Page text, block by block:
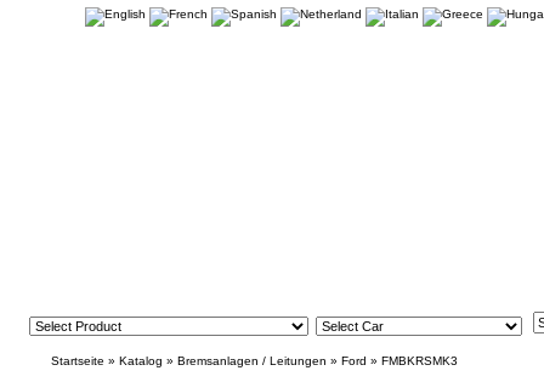
Startseite » Katalog » Bremsanlagen / Leitungen » Ford » FMBKRSMK3